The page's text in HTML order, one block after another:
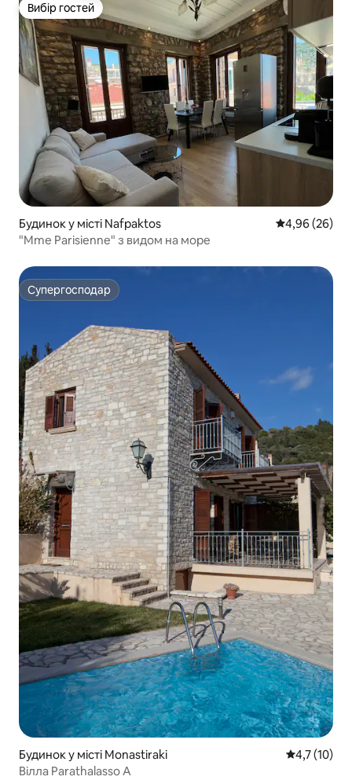
Вибір гостей
Вибір гостей
Будинок у місті Nafpaktos Середня
4,96 (26)
"Mme Parisienne" з видом на море
Супергосподар
Супергосподар
Будинок у місті Monastiraki Середня
4,7 (10)
Вілла Parathalasso A